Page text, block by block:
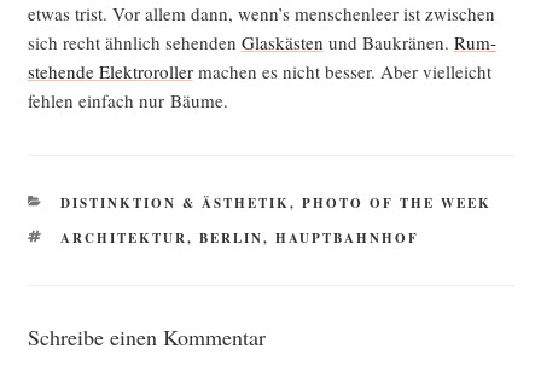
etwas trist. Vor allem dann, wenn’s men­schen­leer ist zwi­schen
sich recht ähn­lich sehen­den Glas­käs­ten und Bau­krä­nen. Rum­
ste­hen­de Elek­tro­rol­lermachen es nicht bes­ser. Aber viel­leicht
feh­len ein­fach nur Bäume.
KATEGORIEN
DISTINKTION & ÄSTHETIK, PHOTO OF THE WEEK
SCHLAGWÖRTER
ARCHITEKTUR, BERLIN, HAUPTBAHNHOF
Schreibe einen Kommentar